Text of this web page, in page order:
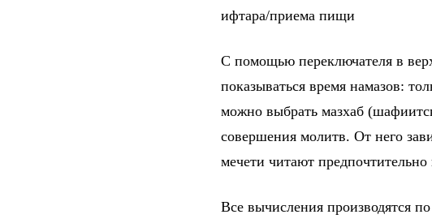
ифтара/приема пищи
С помощью переключателя в
показываться время намазов:
можно выбрать мазхаб
совершения молитв. От него
мечети читают
Все вычисления производятся